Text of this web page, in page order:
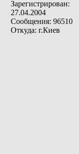
Зарегистрирован:
27.04.2004
Сообщения: 96510
Откуда: г.Киев